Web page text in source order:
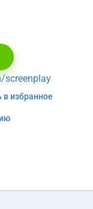
screenplay
избранное